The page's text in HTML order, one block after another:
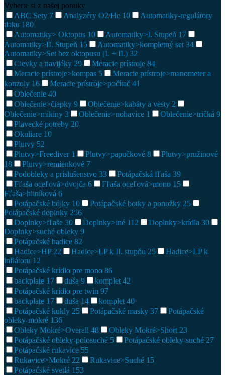
Vyberte si z našej ponuky
ABC Sety 7 Analyzéry O2/He 10
Automatiky-regulátory
tlaku 180
Automatiky> Oktopus 10 Automatiky>I. Stupeň 17
Automatiky>II. Stupeň 15 Automatiky>kompletný set 34
Automatiky>Set bez oktopusu (I. + II.) 32
Cievky a navijáky 29 Meracie prístroje 84
Meracie prístroje>kompas 5
Meracie prístroje>manometer a
konzoly 16 Meracie prístroje>počítač 41
Oblečenie 40
Oblečenie>čiapky 9 Oblečenie>kabáty a vesty 2
Oblečenie>mikiny 3 Oblečenie>nohavice 1 Oblečenie>tričká 9
Plavecké potreby 20
Okuliare 10
Plutvy 52
Plutvy>Freediver 1 Plutvy>papučkové 8
Plutvy>pružinové
18
Plutvy>remienkové 7
Podobleky a príslušenstvo 33 Potápačská fľaša 39
Fľaša oceľová>dvojča 6 Fľaša oceľová>mono 15
Fľaša>hliníková 6
Potápačské bójky 10 Potápačské botky a ponožky 25
Potápačské doplnky 256
Doplnky>fľaše 30 Doplnky>iné 112 Doplnky>krídla 30
Doplnky>suché obleky 9
Potápačské hadice 82
Hadice>HP 22 Hadice>LP k II. stupňu 25
Hadice>LP k
inflátoru 12
Potápačské krídlo pre mono 86
backplate 17 duša 9 komplet 42
Potápačské krídlo pre twin 97
backplate 17 duša 14 komplet 40
Potápačské kukly 25 Potápačské masky 37
Potápačské
obleky-mokré 136
Obleky Mokré>Overall 48 Obleky Mokré>Short 23
Potápačské obleky-polosuché 5 Potápačské obleky-suché 27
Potápačské rukavice 55
Rukavice>Mokré 22 Rukavice>Suché 15
Potápačské svetlá 153